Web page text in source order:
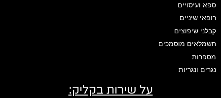
ספא ועיסויים
רופאי שיניים
קבלני שיפוצים
חשמלאים מוסמכים
מספרות
נגרים ונגריות
על שירות בקליק: